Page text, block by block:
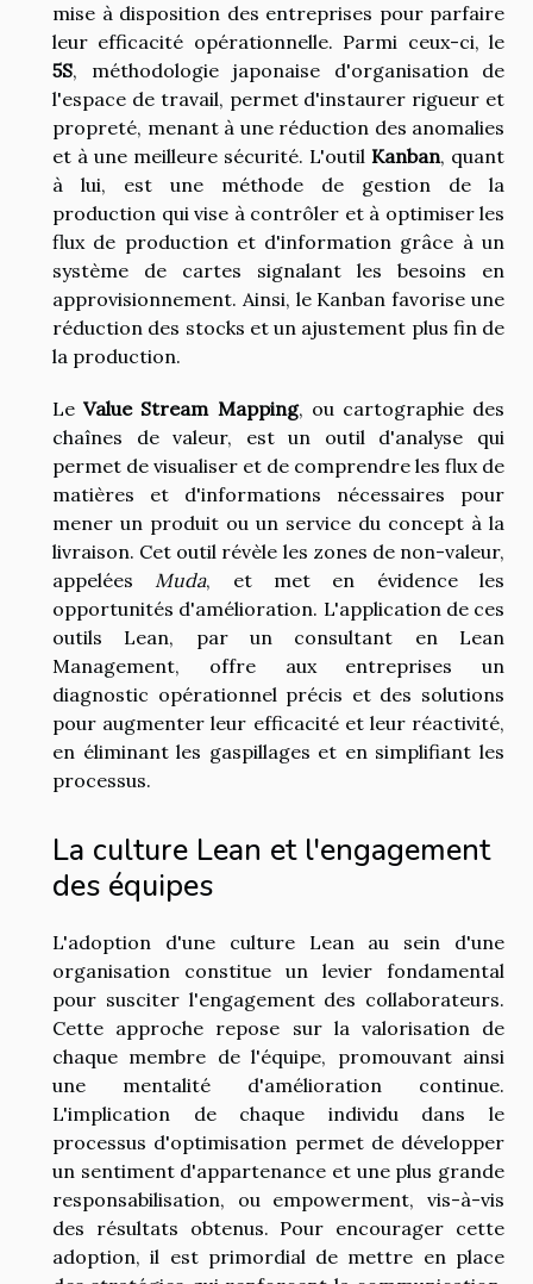
mise à disposition des entreprises pour parfaire
leur efficacité opérationnelle. Parmi ceux-ci, le
5S, méthodologie japonaise d'organisation de
l'espace de travail, permet d'instaurer rigueur et
propreté, menant à une réduction des anomalies
et à une meilleure sécurité. L'outil Kanban, quant
à lui, est une méthode de gestion de la
production qui vise à contrôler et à optimiser les
flux de production et d'information grâce à un
système de cartes signalant les besoins en
approvisionnement. Ainsi, le Kanban favorise une
réduction des stocks et un ajustement plus fin de
la production.
LeValue Stream Mapping, ou cartographie des
chaînes de valeur, est un outil d'analyse qui
permet de visualiser et de comprendre les flux de
matières et d'informations nécessaires pour
mener un produit ou un service du concept à la
livraison. Cet outil révèle les zones de non-valeur,
appeléesMuda, et met en évidence les
opportunités d'amélioration. L'application de ces
outils Lean, par un consultant en Lean
Management, offre aux entreprises un
diagnostic opérationnel précis et des solutions
pour augmenter leur efficacité et leur réactivité,
en éliminant les gaspillages et en simplifiant les
processus.
La culture Lean et l'engagement
des équipes
L'adoption d'une culture Lean au sein d'une
organisation constitue un levier fondamental
pour susciter l'engagement des collaborateurs.
Cette approche repose sur la valorisation de
chaque membre de l'équipe, promouvant ainsi
une mentalité d'amélioration continue.
L'implication de chaque individu dans le
processus d'optimisation permet de développer
un sentiment d'appartenance et une plus grande
responsabilisation, ou empowerment, vis-à-vis
des résultats obtenus. Pour encourager cette
adoption, il est primordial de mettre en place